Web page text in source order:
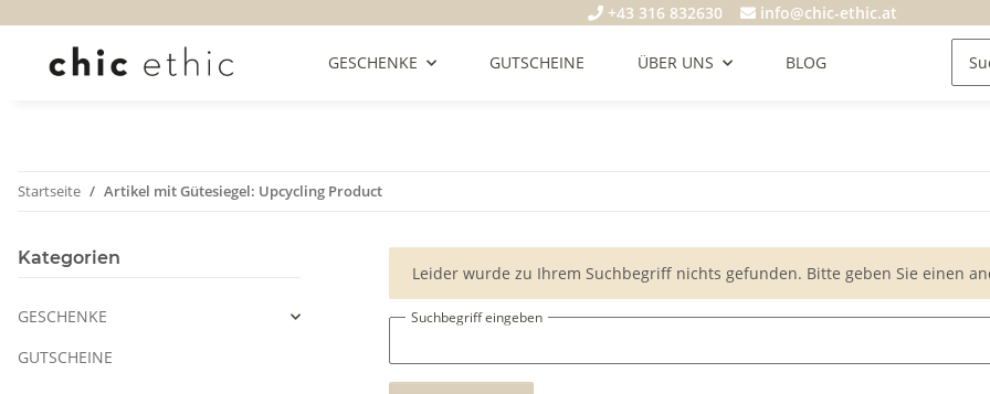
+43 316 832630 info@chic-ethic.at
GESCHENKE GUTSCHEINE ÜBER UNS BLOG
Startseite Artikel mit Gütesiegel: Upcycling Product
xLeider wurde zu Ihrem Suchbegriff nichts gefunden. Bitte geben Sie einen
Suchbegriff eingeben
Kategorien
GESCHENKE
GUTSCHEINE